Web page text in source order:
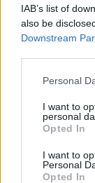
IAB’s list of
also be
Downstream
Personal
I want to
personal
Opted In
I want to
Personal
Opted In